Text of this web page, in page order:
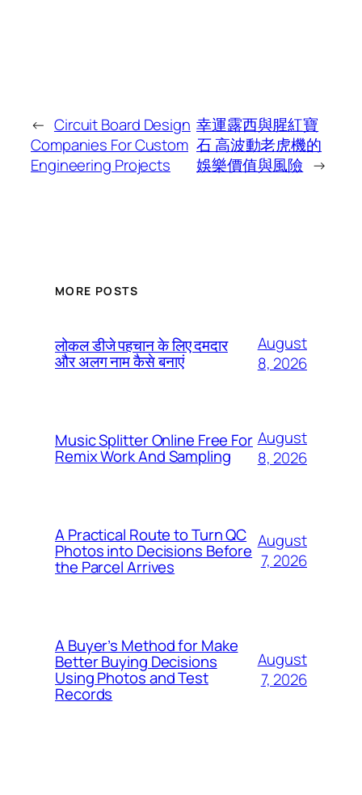
← Circuit Board Design
Companies For Custom
Engineering Projects
幸運露西與腥紅寶
石 高波動老虎機的
娛樂價值與風險 →
MORE POSTS
लोकल डीजे पहचान के लिए दमदार
और अलग नाम कैसे बनाएं
August
8, 2026
Music Splitter Online Free For
Remix Work And Sampling
August
8, 2026
A Practical Route to Turn QC
Photos into Decisions Before
the Parcel Arrives
August
7, 2026
A Buyer’s Method for Make
Better Buying Decisions
Using Photos and Test
Records
August
7, 2026